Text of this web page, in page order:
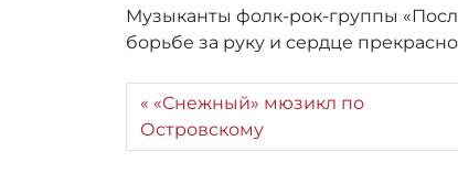
Музыканты фолк-рок-группы
борьбе за руку и сердце
«Снежный» мюзикл по
Островскому